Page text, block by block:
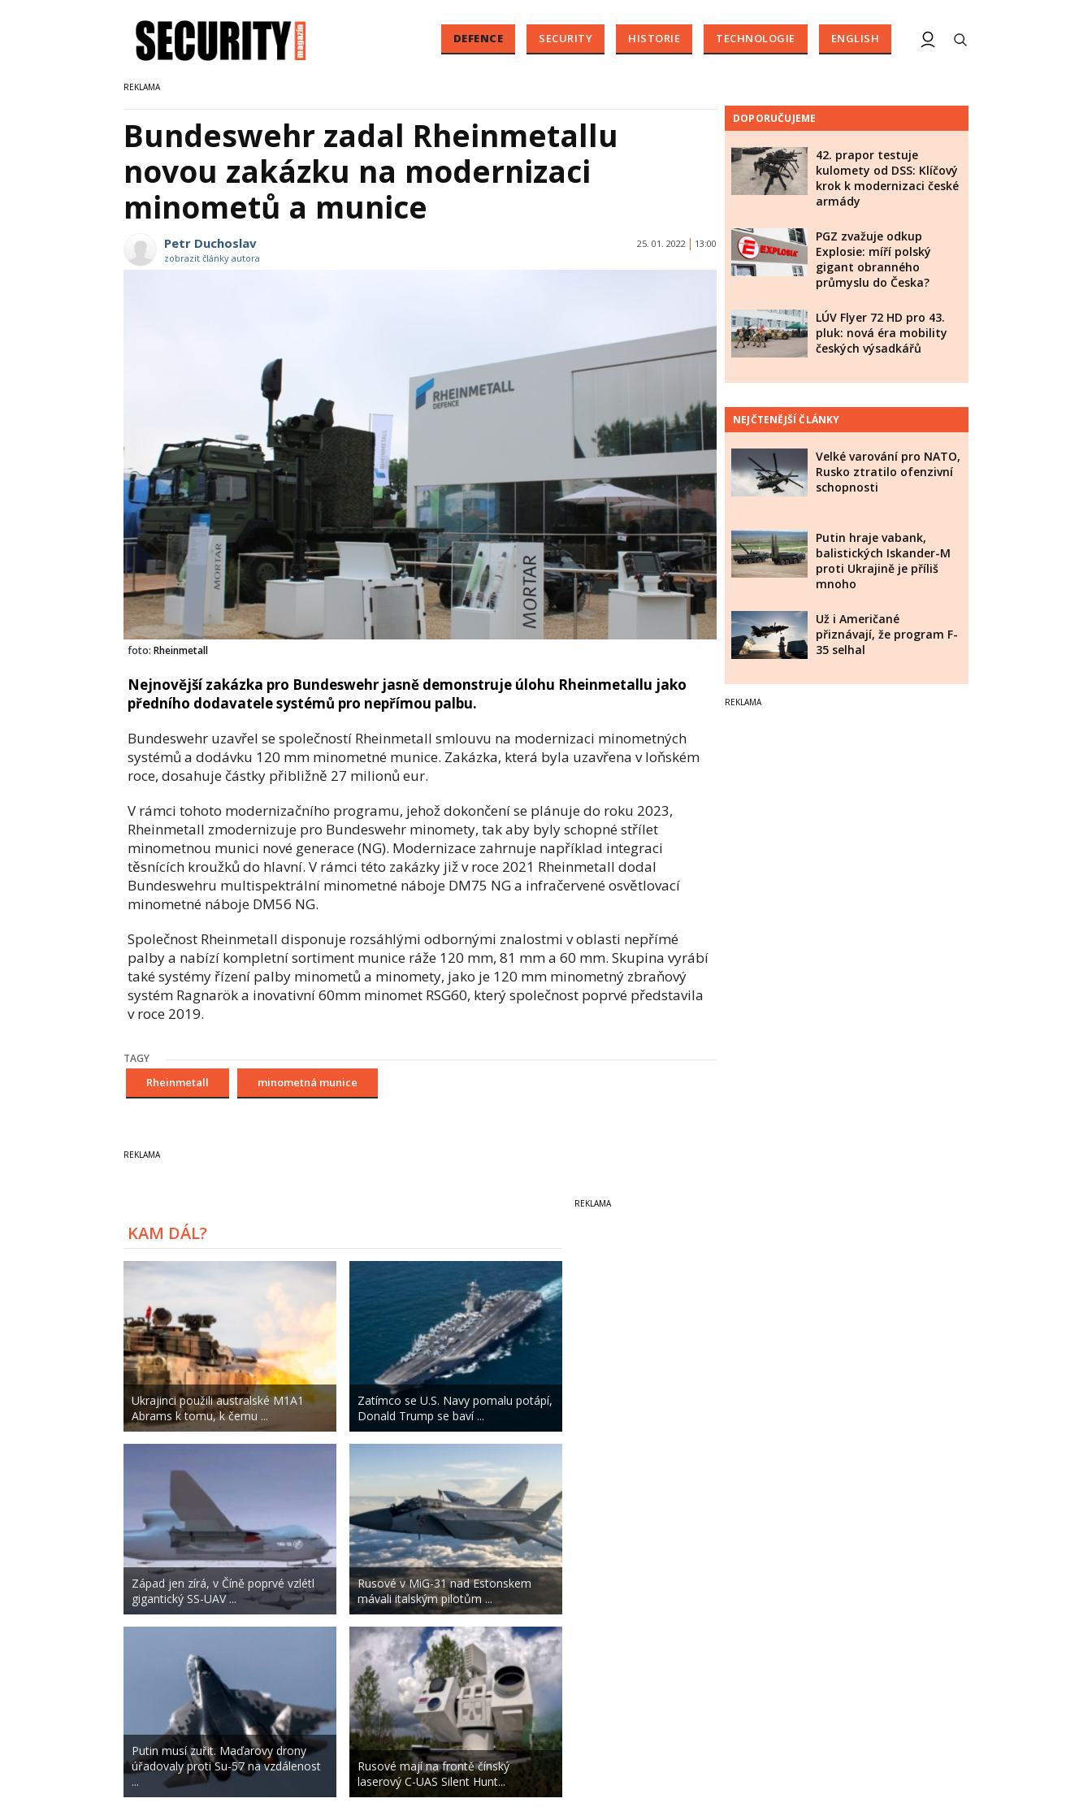
DEFENCE SECURITY HISTORIE TECHNOLOGIE ENGLISH
Bundeswehr zadal Rheinmetallu
novou zakázku na modernizaci
minometů a munice
Petr Duchoslav
zobrazit články autora
25. 01. 2022 13:00
foto: Rheinmetall
Nejnovější zakázka pro Bundeswehr jasně demonstruje úlohu Rheinmetallu jako
předního dodavatele systémů pro nepřímou palbu.
Bundeswehr uzavřel se společností Rheinmetall smlouvu na modernizaci minometných
systémů a dodávku 120 mm minometné munice. Zakázka, která byla uzavřena v loňském
roce, dosahuje částky přibližně 27 milionů eur.
V rámci tohoto modernizačního programu, jehož dokončení se plánuje do roku 2023,
Rheinmetall zmodernizuje pro Bundeswehr minomety, tak aby byly schopné střílet
minometnou munici nové generace (NG). Modernizace zahrnuje například integraci
těsnících kroužků do hlavní. V rámci této zakázky již v roce 2021 Rheinmetall dodal
Bundeswehru multispektrální minometné náboje DM75 NG a infračervené osvětlovací
minometné náboje DM56 NG.
Společnost Rheinmetall disponuje rozsáhlými odbornými znalostmi v oblasti nepřímé
palby a nabízí kompletní sortiment munice ráže 120 mm, 81 mm a 60 mm. Skupina vyrábí
také systémy řízení palby minometů a minomety, jako je 120 mm minometný zbraňový
systém Ragnarök a inovativní 60mm minomet RSG60, který společnost poprvé představila
v roce 2019.
TAGY
Rheinmetall minometná munice
DOPORUČUJEME
42. prapor testuje
kulomety od DSS: Klíčový
krok k modernizaci české
armády
PGZ zvažuje odkup
Explosie: míří polský
gigant obranného
průmyslu do Česka?
LÚV Flyer 72 HD pro 43.
pluk: nová éra mobility
českých výsadkářů
NEJČTENĚJŠÍ ČLÁNKY
Velké varování pro NATO,
Rusko ztratilo ofenzivní
schopnosti
Putin hraje vabank,
balistických Iskander-M
proti Ukrajině je příliš
mnoho
Už i Američané
přiznávají, že program F-
35 selhal
KAM DÁL?
Ukrajinci použili australské M1A1
Abrams k tomu, k čemu ...
Západ jen zírá, v Číně poprvé vzlétl
gigantický SS-UAV ...
Putin musí zuřit. Maďarovy drony
úřadovaly proti Su-57 na vzdálenost
...
Zatímco se U.S. Navy pomalu potápí,
Donald Trump se baví ...
Rusové v MiG-31 nad Estonskem
mávali italským pilotům ...
Rusové mají na frontě čínský
laserový C-UAS Silent Hunt...